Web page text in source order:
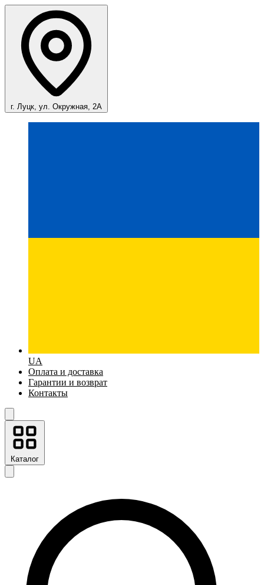
г. Луцк, ул. Окружная, 2А
UA
Оплата и доставка
Гарантии и возврат
Контакты
Каталог